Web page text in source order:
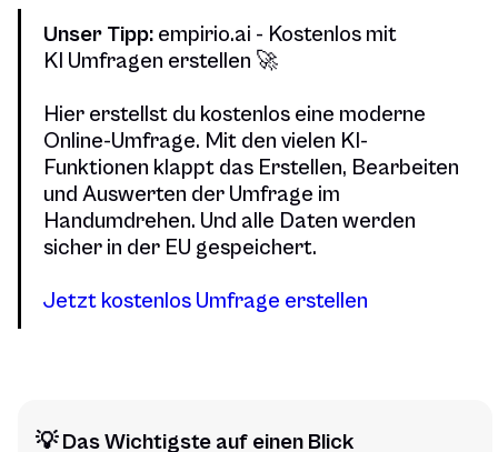
Unser Tipp: empirio.ai - Kostenlos mit
KI Umfragen erstellen 🚀
Hier erstellst du kostenlos eine moderne
Online-Umfrage. Mit den vielen KI-
Funktionen klappt das Erstellen, Bearbeiten
und Auswerten der Umfrage im
Handumdrehen. Und alle Daten werden
sicher in der EU gespeichert.
Jetzt kostenlos Umfrage erstellen
💡 Das Wichtigste auf einen Blick